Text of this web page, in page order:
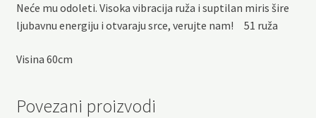
Neće mu odoleti. Visoka vibracija ruža i suptilan miris šire
ljubavnu energiju i otvaraju srce, verujte nam! 51 ruža
Visina 60cm
Povezani proizvodi